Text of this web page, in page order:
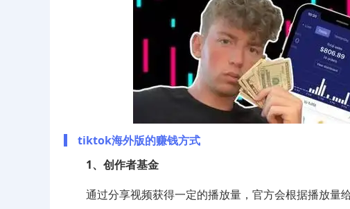
tiktok海外版的赚钱方式
1、创作者基金
通过分享视频获得一定的播放量，官方会根据播放量给